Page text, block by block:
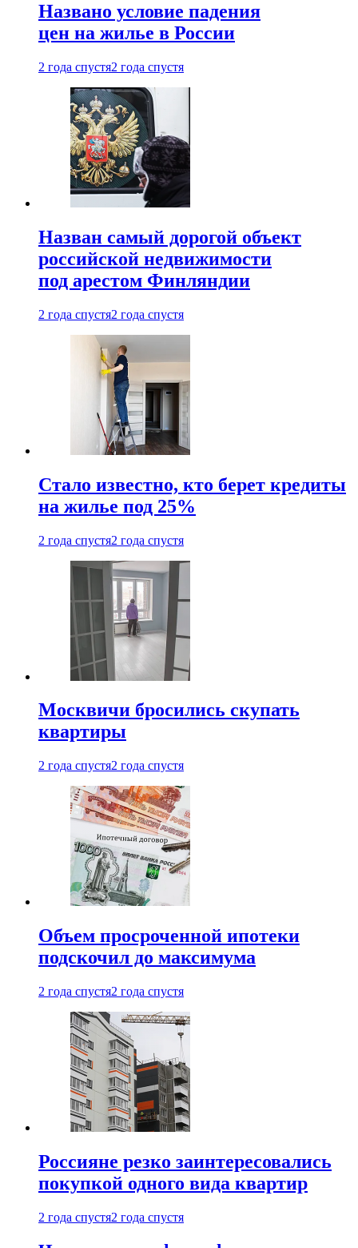
Названо условие падения
цен на жилье в России
2 года спустя2 года спустя
Назван самый дорогой объект
российской недвижимости
под арестом Финляндии
2 года спустя2 года спустя
Стало известно, кто берет кредиты
на жилье под 25%
2 года спустя2 года спустя
Москвичи бросились скупать
квартиры
2 года спустя2 года спустя
Объем просроченной ипотеки
подскочил до максимума
2 года спустя2 года спустя
Россияне резко заинтересовались
покупкой одного вида квартир
2 года спустя2 года спустя